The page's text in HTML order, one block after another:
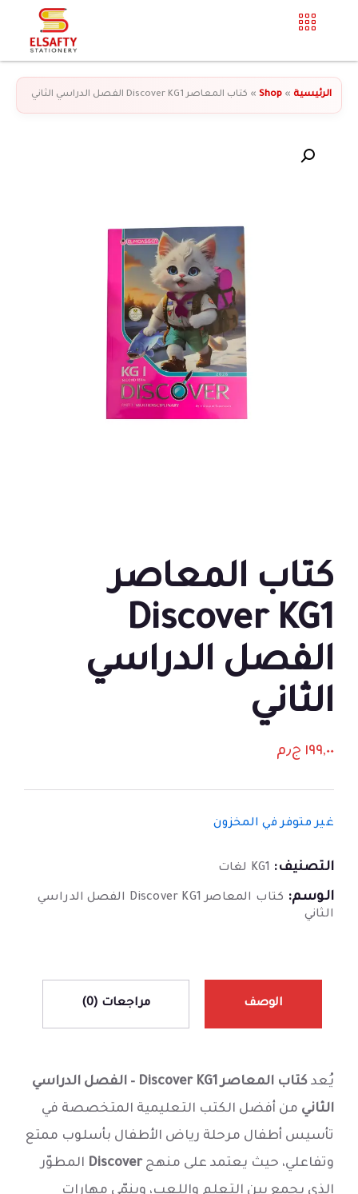
الرئيسية »
Shop
» كتاب المعاصر Discover KG1 الفصل الدراسي الثاني
كتاب المعاصر
Discover KG1
الفصل الدراسي
الثاني
١٩٩,٠٠ ج٫م
غير متوفر في المخزون
التصنيف: KG1 لغات
الوسم:
كتاب المعاصر Discover KG1 الفصل الدراسي
الثاني
الوصف مراجعات (0)
يُعد
كتاب المعاصر Discover KG1 – الفصل الدراسي
الثاني من أفضل الكتب التعليمية المتخصصة في
تأسيس أطفال مرحلة رياض الأطفال بأسلوب ممتع
وتفاعلي، حيث يعتمد على منهجDiscover المطوّر
الذي يجمع بين التعلم واللعب، وينمّي مهارات